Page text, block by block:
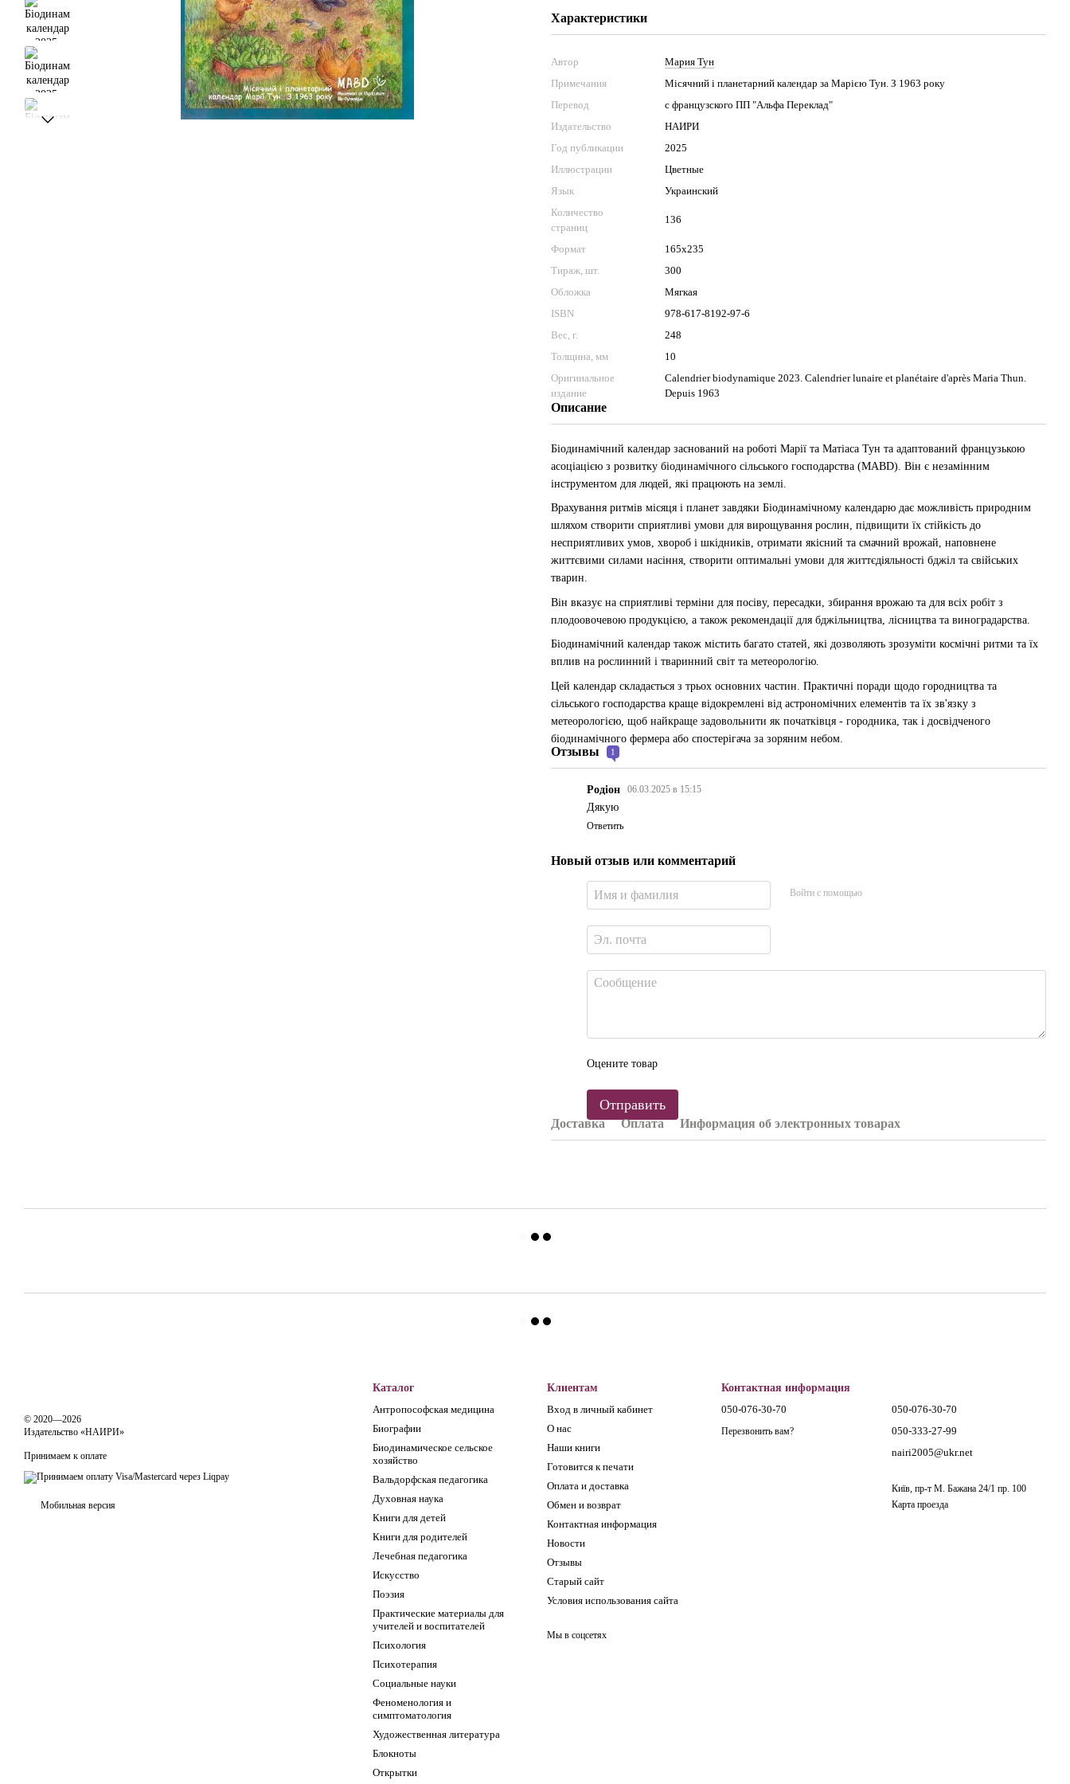
Характеристики
Автор
Мария Тун
Примечания
Місячний і планетарний календар за Марією Тун. З 1963 року
Перевод
с французского ПП "Альфа Переклад"
Издательство
НАИРИ
Год публикации
2025
Иллюстрации
Цветные
Язык
Украинский
Количество
страниц
136
Формат
165х235
Тираж, шт.
300
Обложка
Мягкая
ISBN
978-617-8192-97-6
Вес, г.
248
Толщина, мм
10
Оригинальное
издание
Calendrier biodynamique 2023. Calendrier lunaire et planétaire d'après Maria Thun.
Depuis 1963
Описание
Біодинамічний календар заснований на роботі Марії та Матіаса Тун та адаптований французькою
асоціацією з розвитку біодинамічного сільського господарства (MABD). Він є незамінним
інструментом для людей, які працюють на землі.
Врахування ритмів місяця і планет завдяки Біодинамічному календарю дає можливість природним
шляхом створити сприятливі умови для вирощування рослин, підвищити їх стійкість до
несприятливих умов, хвороб і шкідників, отримати якісний та смачний врожай, наповнене
життєвими силами насіння, створити оптимальні умови для життєдіяльності бджіл та свійських
тварин.
Він вказує на сприятливі терміни для посіву, пересадки, збирання врожаю та для всіх робіт з
плодоовочевою продукцією, а також рекомендації для бджільництва, лісництва та виноградарства.
Біодинамічний календар також містить багато статей, які дозволяють зрозуміти космічні ритми та їх
вплив на рослинний і тваринний світ та метеорологію.
Цей календар складається з трьох основних частин. Практичні поради щодо городництва та
сільського господарства краще відокремлені від астрономічних елементів та їх зв'язку з
метеорологією, щоб найкраще задовольнити як початківця - городника, так і досвідченого
біодинамічного фермера або спостерігача за зоряним небом.
Отзывы 1
Родіон 06.03.2025 в 15:15
Дякую
Ответить
Новый отзыв или комментарий
Войти с помощью
Оцените товар
Отправить
Доставка Оплата Информация об электронных товарах
© 2020—2026
Издательство «НАИРИ»
Принимаем к оплате
Мобильная версия
Каталог
Антропософская медицина
Биографии
Биодинамическое сельское
хозяйство
Вальдорфская педагогика
Духовная наука
Книги для детей
Книги для родителей
Лечебная педагогика
Искусство
Поэзия
Практические материалы для
учителей и воспитателей
Психология
Психотерапия
Социальные науки
Феноменология и
симптоматология
Художественная литература
Блокноты
Открытки
Клиентам
Вход в личный кабинет
О нас
Наши книги
Готовится к печати
Оплата и доставка
Обмен и возврат
Контактная информация
Новости
Отзывы
Старый сайт
Условия использования сайта
Мы в соцсетях
Контактная информация
050-076-30-70
Перезвонить вам?
050-076-30-70
050-333-27-99
nairi2005@ukr.net
Київ, пр-т М. Бажана 24/1 пр. 100
Карта проезда